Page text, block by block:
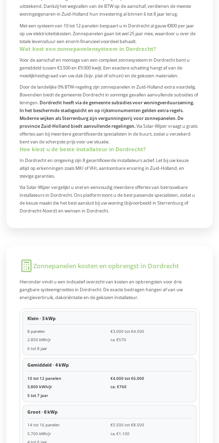
uitstekend. Dankzij het wegvallen van de BTW op de aanschaf, verdienen de meeste
woningeigenaren in Zuid-Holland hun investering al binnen 6 tot 8 jaar terug.
Met een systeem van 10 tot 12 panelen bespaart u in Dordrecht al gauw €800 per jaar
op uw elektriciteitskosten. Zonnepanelen gaan tot wel 25 jaar mee, waardoor u over de
totale levensduur een enorm financieel voordeel behaalt.
Wat kost een zonnepanelensysteem in Dordrecht?
Voor de aanschaf en montage van een compleet zonnesysteem in Dordrecht bent u
gemiddeld tussen €3.500 en €9.000 kwijt. Een exactere schatting hangt af van de
moeilijkheidsgraad van uw dak (bijv. plat of schuin) en de gekozen materialen.
Door de landelijke 0% BTW-regeling zijn zonnepanelen in Zuid-Holland extra voordelig.
Bovendien biedt de gemeente Dordrecht in sommige gevallen aanvullende subsidies of
leningen.Dordrecht heeft via de gemeente subsidies voor woningverduurzaming.
In het beschermde stadsgezicht en op rijksmonumenten gelden extra regels.
Moderne wijken als Sterrenburg zijn vergunningsvrij voor zonnepanelen. De
provincie Zuid-Holland biedt aanvullende regelingen.Via Solar-Wijzer vraagt u gratis
offertes aan bij meerdere gecertificeerde specialisten in de buurt, zodat u verzekerd
bent van de scherpste prijs voor uw situatie.
Hoe kiest u de beste installateur in Dordrecht?
In Dordrecht en omgeving zijn 8 gecertificeerde installateurs actief. Let bij uw keuze
altijd op erkenningen zoals MKI of VHI, aantoonbare ervaring in Zuid-Holland, en
stevige garanties.
Via Solar-Wijzer vergelijkt u snel en eenvoudig meerdere offertes van betrouwbare
installateurs in Dordrecht. Ons platform toont u de best passende specialisten, zodat u
de keuze maakt die het best aansluit bij uw woning (bijvoorbeeld in Sterrenburg of
Dordrecht-Noord) en wensen in Dordrecht.
Zonnepanelen kosten en opbrengst in Dordrecht
Hieronder vindt u een indicatief overzicht van kosten en opbrengsten voor drie
gangbare systeemgroottes in Dordrecht. De exacte bedragen hangen af van uw
energieverbruik, dakoriëntatie en de gekozen installateur.
Klein · 3 kWp
8 panelen
€3.000 tot €4.500
2.850 kWh/jr
ca. €570
6 tot 8 jaar
Gemiddeld · 4 kWp
10 tot 12 panelen
€4.000 tot €6.000
3.800 kWh/jr
ca. €760
5 tot 7 jaar
Groot · 6 kWp
14 tot 16 panelen
€5.500 tot €8.500
5.700 kWh/jr
ca. €1.100